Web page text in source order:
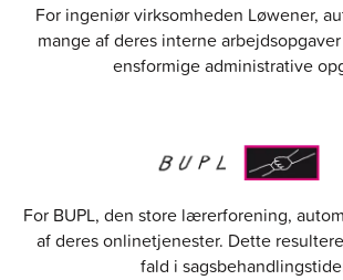
For ingeniør virksomheden Løwener,
mange af deres interne
ensformige administrative
For BUPL, den store lærerforening,
af deres onlinetjenester. Dette
fald i